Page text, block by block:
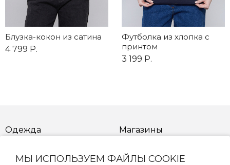
Блузка-кокон из сатина
4 799 Р.
Футболка из хлопка с
принтом
3 199 Р.
Одежда
Магазины
МЫ ИСПОЛЬЗУЕМ ФАЙЛЫ COOKIE